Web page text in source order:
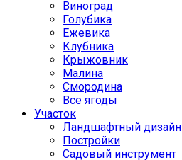
Виноград
Голубика
Ежевика
Клубника
Крыжовник
Малина
Смородина
Все ягоды
Участок
Ландшафтный дизайн
Постройки
Садовый инструмент